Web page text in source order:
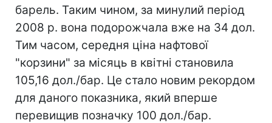
барель. Таким чином, за минулий період
2008 р. вона подорожчала вже на 34 дол.
Тим часом, середня ціна нафтової
"корзини" за місяць в квітні становила
105,16 дол./бар. Це стало новим рекордом
для даного показника, який вперше
перевищив позначку 100 дол./бар.